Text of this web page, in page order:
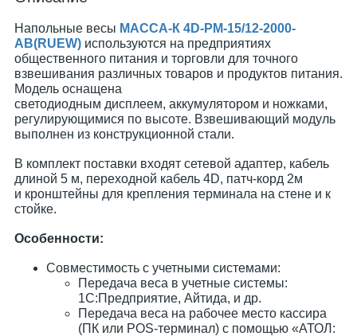
Напольные весы МАССА-К 4D-PM-15/12-2000-
AB(RUEW) используются на предприятиях
общественного питания и торговли для точного
взвешивания различных товаров и продуктов питания.
Модель оснащена
светодиодным дисплеем, аккумулятором и ножками,
регулирующимися по высоте. Взвешивающий модуль
выполнен из конструкционной стали.
В комплект поставки входят сетевой адаптер, кабель
длиной 5 м, переходной кабель 4D, патч-корд 2м
и кронштейны для крепления терминала на стене и к
стойке.
Особенности:
Совместимость с учетными системами:
Передача веса в учетные системы:
1С:Предприятие, Айтида, и др.
Передача веса на рабочее место кассира
(ПК или POS-терминал) с помощью «АТОЛ: